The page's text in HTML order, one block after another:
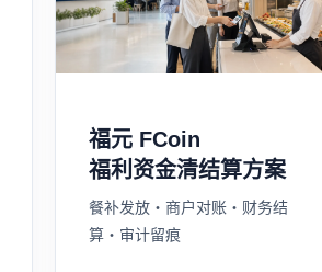
福元 FCoin
福利资金清结算方案
餐补发放・商户对账・财务结
算・审计留痕